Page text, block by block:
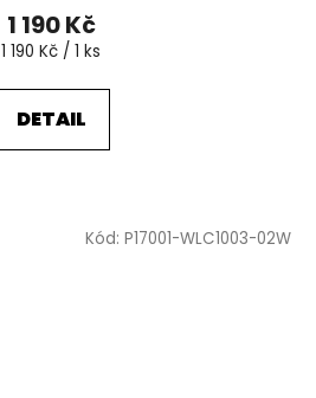
1 190 Kč
Měrná
1 190 Kč / 1 ks
DETAIL
Kód: P17001-WLC1003-02W